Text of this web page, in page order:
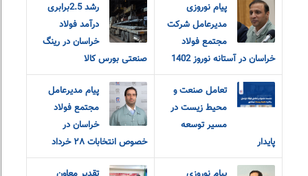
پیام نوروزی
مدیرعامل شرکت
مجتمع فولاد
خراسان در آستانه نوروز 1402
رشد 2.5برابری
درآمد فولاد
خراسان در رینگ
صنعتی بورس کالا
تعامل صنعت و
محیط زیست در
مسیر توسعه
پایدار
پیام مدیرعامل
مجتمع فولاد
خراسان در
خصوص انتخابات ٢٨ خرداد